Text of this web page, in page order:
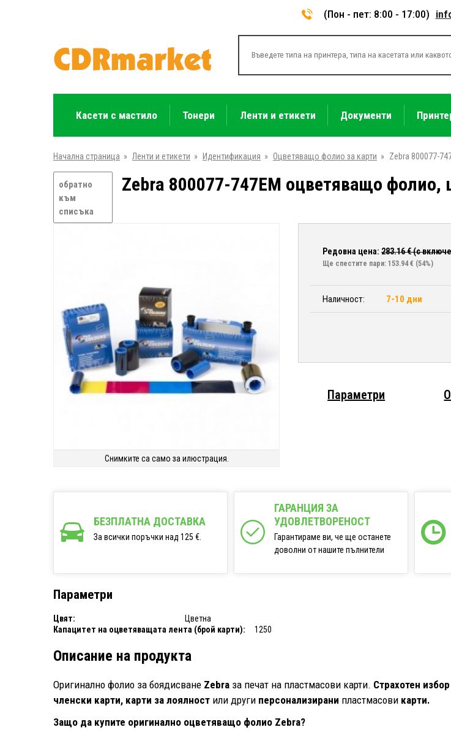
(Пон - пет: 8:00 - 17:00)
Касети с мастило Тонери Ленти и етикети Документи
Начална страница » Ленти и етикети » Идентификация » Оцветяващо фолио за карти » Zebra 800077-
обратно
към
списъка
Zebra 800077-747EM оцветяващо фолио,
Снимките са само за илюстрация.
Редовна цена: 283.16€ (с
Ще спестите пари: 153.94 € (54%)
Наличност: 7-10 дни
Параметри
БЕЗПЛАТНА ДОСТАВКА
За всички поръчки над 125 €.
ГАРАНЦИЯ ЗА
УДОВЛЕТВОРЕНОСТ
Гарантираме ви, че ще останете
доволни от нашите пълнители
Параметри
Цвят:
Цветна
Капацитет на оцветяващата лента (брой карти):
1250
Описание на продукта
Оригинално фолио за боядисване Zebra за печат на пластмасови карти. Страхотен
членски карти, карти за лоялност или други персонализирани пластмасови карти.
Защо да купите оригинално оцветяващо фолио Zebra?